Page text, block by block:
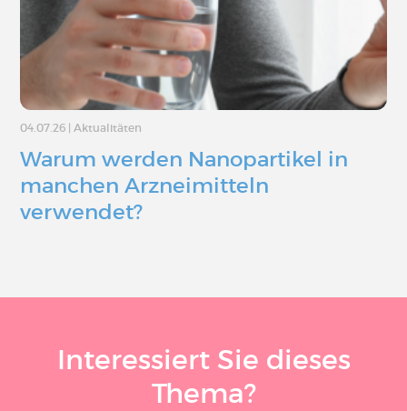
04.07.26 Aktualitäten
Warum werden Nanopartikel in
manchen Arzneimitteln
verwendet?
Interessiert Sie dieses
Thema?